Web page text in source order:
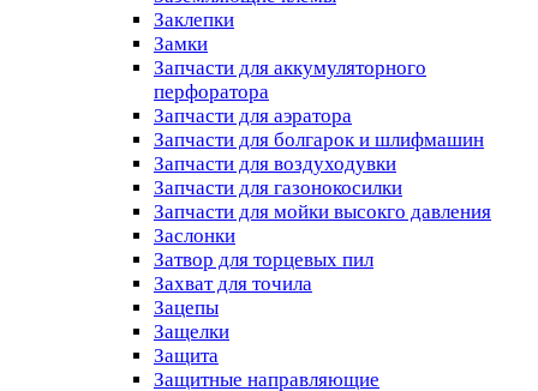
Заклепки
Замки
Запчасти для аккумуляторного
перфоратора
Запчасти для аэратора
Запчасти для болгарок и шлифмашин
Запчасти для воздуходувки
Запчасти для газонокосилки
Запчасти для мойки высокго давления
Заслонки
Затвор для торцевых пил
Захват для точила
Зацепы
Защелки
Защита
Защитные направляющие